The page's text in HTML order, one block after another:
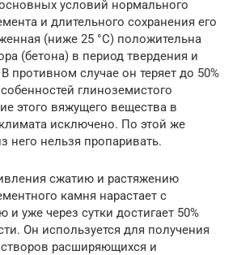
условий нормального
и длительного сохранения его
(ниже 25 °С) положительна
(бетона) в период твердения и
противном случае он теряет до 50%
глиноземистого
этого вяжущего вещества в
исключено. По этой же
него нельзя пропаривать.
сжатию и растяжению
камня нарастает с
уже через сутки достигает 50%
Он используется для получения
расширяющихся и